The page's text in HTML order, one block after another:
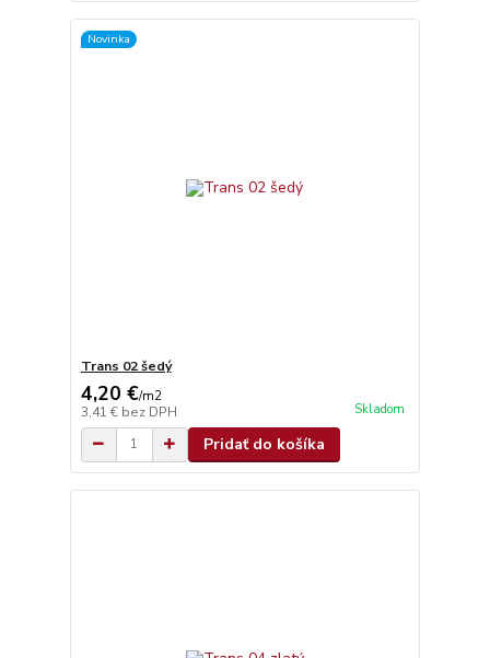
Novinka
Trans 02 šedý
4,20 €/m2
3,41 € bez DPH Skladom
Pridať do košíka